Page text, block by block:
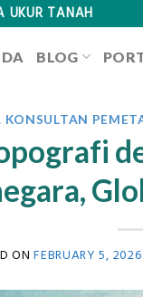
UKUR TANAH
BLOG
KONSULTAN
ONFEBRUARY 5, 2026